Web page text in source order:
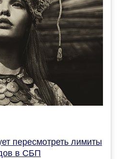
пересмотреть лимиты
в СБП